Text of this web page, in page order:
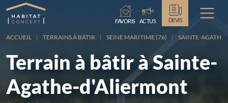
Chargement...
FAVORIS
ACTUS DEVIS
ACCUEIL TERRAINS À BÂTIR SEINE MARITIME (76) SAINTE-
Terrain à bâtir à Sainte-
Agathe-d'Aliermont